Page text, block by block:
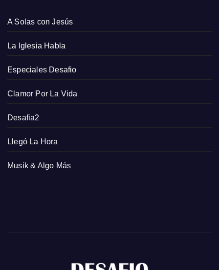
A Solas con Jesús
La Iglesia Habla
Especiales Desafio
Clamor Por La Vida
Desafia2
Llegó La Hora
Musik & Algo Más